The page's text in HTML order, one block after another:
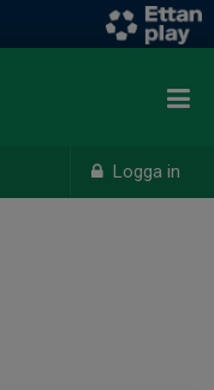
Logga in